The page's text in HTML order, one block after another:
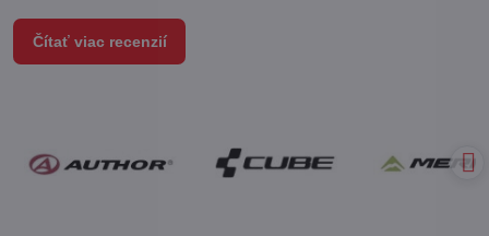
Čítať viac recenzií